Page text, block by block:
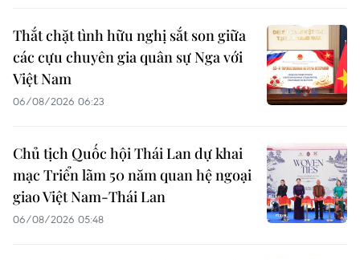
Thắt chặt tình hữu nghị sắt son giữa
các cựu chuyên gia quân sự Nga với
Việt Nam
06/08/2026 06:23
Chủ tịch Quốc hội Thái Lan dự khai
mạc Triển lãm 50 năm quan hệ ngoại
giao Việt Nam-Thái Lan
06/08/2026 05:48